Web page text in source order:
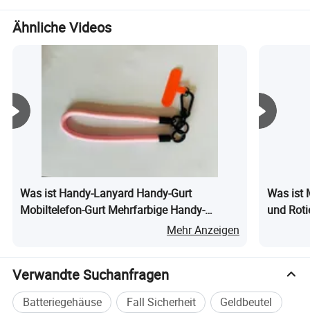
möglichst zu kontrollieren und den Kunden einen
günstigen Preis und einen optimalen Liefertermin zu
bieten. Wir begrüßen neue und alte Kunden kontaktieren
Sie uns für die Zukunft Geschäftsbeziehungen und
Transportkoffer mit
präziser Passform und
Ripple
Ähnliche Videos
Was ist Handy-Lanyard Handy-Gurt
Mobiltelefon-Gurt Mehrfarbige Handy-
Mehr Anzeigen
Was ist
und
Verwandte Suchanfragen
Batteriegehäuse Fall Sicherheit
Geldbeutel